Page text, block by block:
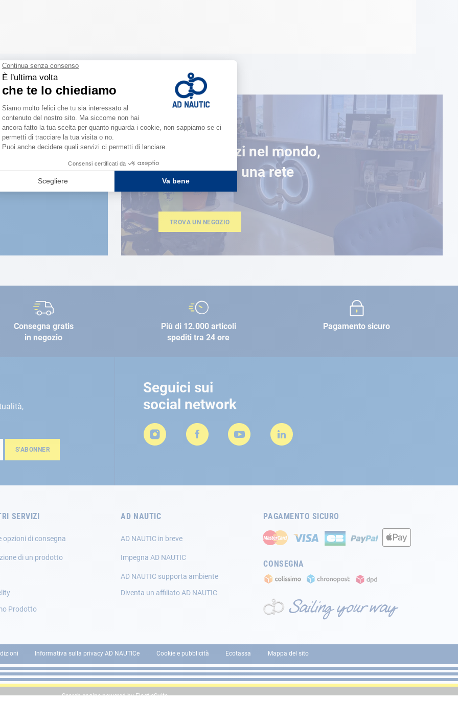
VICINO A TE
150 negozi nel mondo,
la forza di una rete
TROVA UN NEGOZIO
Consegna gratis
in negozio
Più di 12.000 articoli
spediti tra 24 ore
Pagamento sicuro
S’ABONNER
Seguici sui
social network
SERVIZI
opzioni di consegna
di un prodotto
Prodotto
AD NAUTIC
AD NAUTIC in breve
Impegna AD NAUTIC
AD NAUTIC supporta ambiente
Diventa un affiliato AD NAUTIC
PAGAMENTO SICURO
CONSEGNA
Informativa sulla privacy AD NAUTICe Cookie e pubblicità Ecotassa Mappa del sito
Search engine powered byElasticSuite